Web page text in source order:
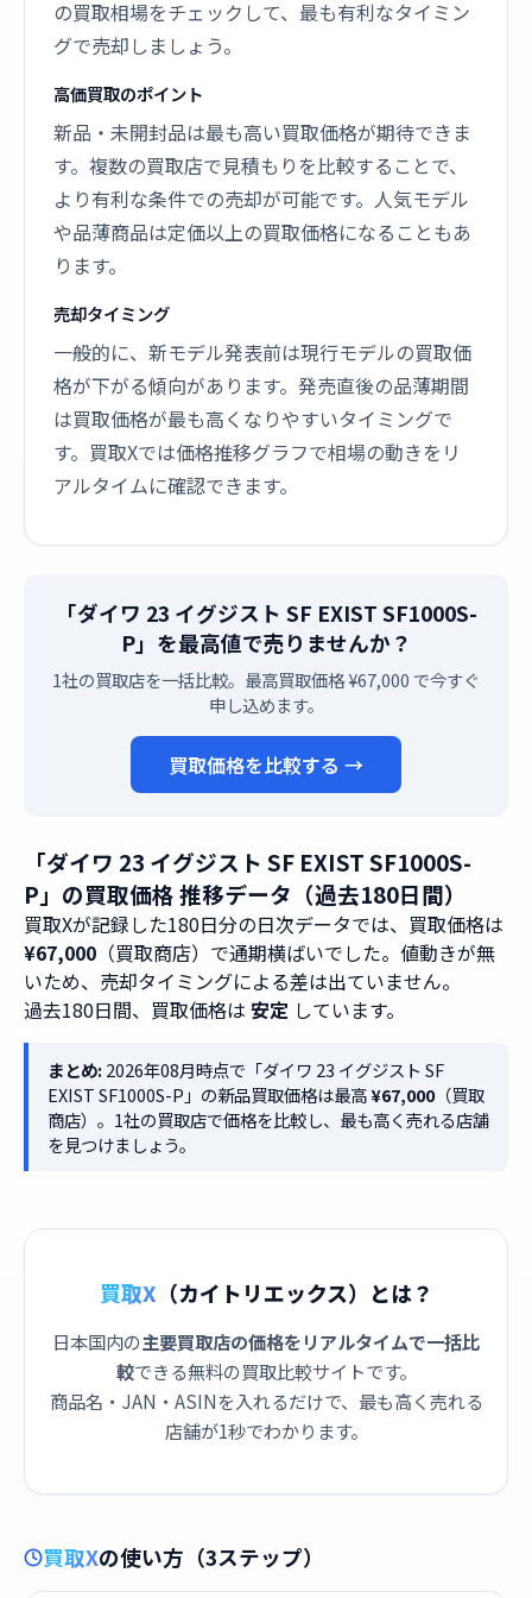
の買取相場をチェックして、最も有利なタイミン
グで売却しましょう。
高価買取のポイント
新品・未開封品は最も高い買取価格が期待できま
す。複数の買取店で見積もりを比較することで、
より有利な条件での売却が可能です。人気モデル
や品薄商品は定価以上の買取価格になることもあ
ります。
売却タイミング
一般的に、新モデル発表前は現行モデルの買取価
格が下がる傾向があります。発売直後の品薄期間
は買取価格が最も高くなりやすいタイミングで
す。買取Xでは価格推移グラフで相場の動きをリ
アルタイムに確認できます。
「ダイワ 23 イグジスト SF EXIST SF1000S-
P」を最高値で売りませんか？
1社の買取店を一括比較。最高買取価格 ¥67,000 で今すぐ
申し込めます。
買取価格を比較する →
「ダイワ 23 イグジスト SF EXIST SF1000S-
P」の買取価格 推移データ（過去180日間）
買取Xが記録した180日分の日次データでは、買取価格は
¥67,000 （買取商店）で通期横ばいでした。値動きが無
いため、売却タイミングによる差は出ていません。
過去180日間、買取価格は 安定 しています。
まとめ:2026年08月時点で「ダイワ 23 イグジスト SF
EXIST SF1000S-P」の新品買取価格は最高¥67,000（買取
商店）。1社の買取店で価格を比較し、最も高く売れる店舗
を見つけましょう。
買取X （カイトリエックス）とは？
日本国内の主要買取店の価格をリアルタイムで一括比
較できる無料の買取比較サイトです。
商品名・JAN・ASINを入れるだけで、最も高く売れる
店舗が1秒でわかります。
買取Xの使い方（3ステップ）